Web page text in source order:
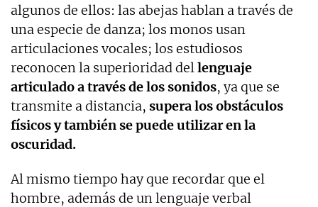
algunos de ellos: las abejas hablan a través de
una especie de danza; los monos usan
articulaciones vocales; los estudiosos
reconocen la superioridad del lenguaje
articulado a través de los sonidos, ya que se
transmite a distancia, supera los obstáculos
físicos y también se puede utilizar en la
oscuridad.
Al mismo tiempo hay que recordar que el
hombre, además de un lenguaje verbal